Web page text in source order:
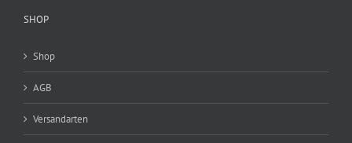
SHOP
Shop
AGB
Versandarten